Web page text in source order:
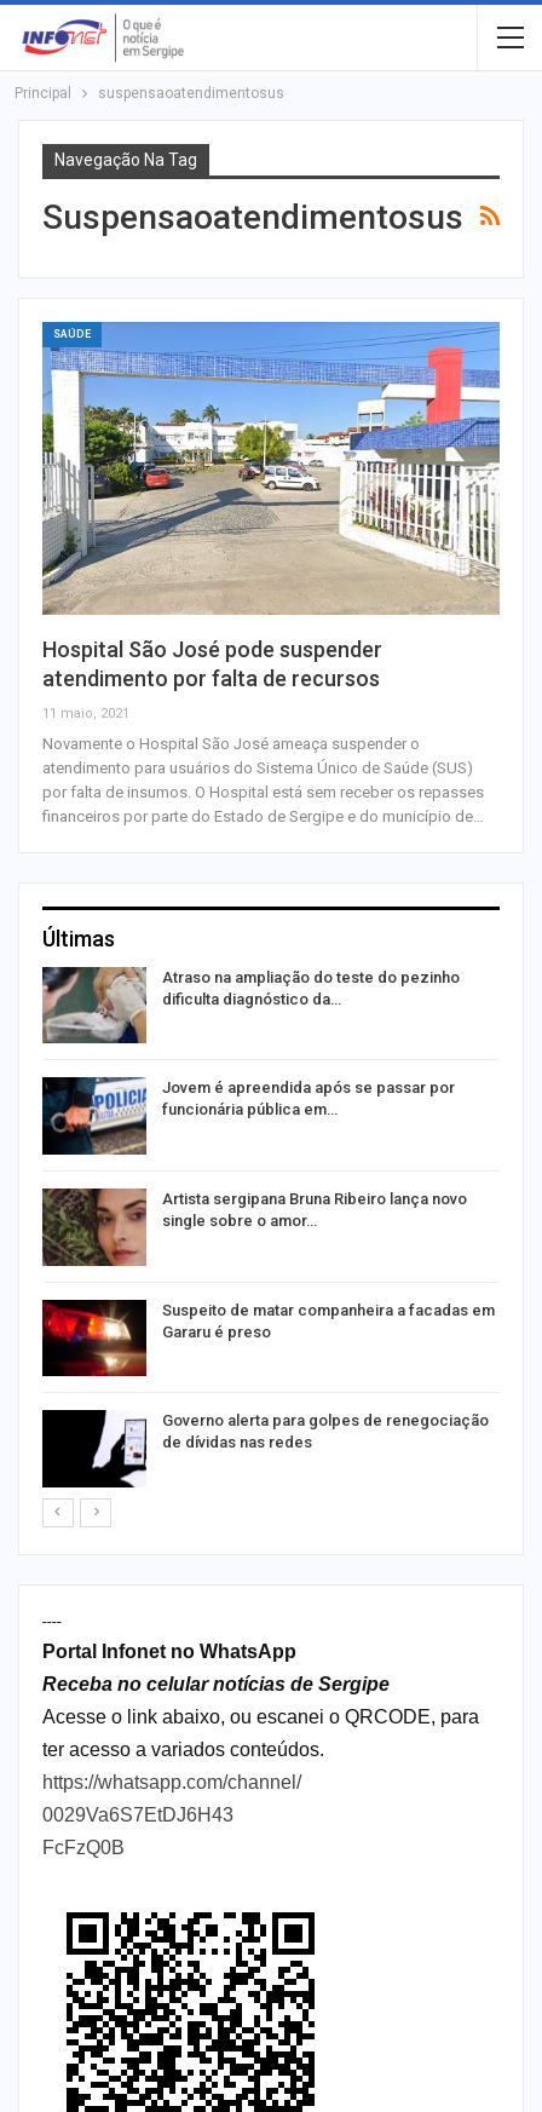
Principal suspensaoatendimentosus
Navegação Na Tag
Suspensaoatendimentosus
SAÚDE
Hospital São José pode suspender
atendimento por falta de recursos
11 maio, 2021
Novamente o Hospital São José ameaça suspender o
atendimento para usuários do Sistema Único de Saúde (SUS)
por falta de insumos. O Hospital está sem receber os repasses
financeiros por parte do Estado de Sergipe e do município de…
Últimas
Atraso na ampliação do teste do pezinho
dificulta diagnóstico da…
Jovem é apreendida após se passar por
funcionária pública em…
Artista sergipana Bruna Ribeiro lança novo
single sobre o amor…
Suspeito de matar companheira a facadas em
Gararu é preso
Governo alerta para golpes de renegociação
de dívidas nas redes
----
Portal Infonet no WhatsApp
Receba no celular notícias de Sergipe
Acesse o link abaixo, ou escanei o QRCODE, para
ter acesso a variados conteúdos.
https://whatsapp.com/channel/
0029Va6S7EtDJ6H43
FcFzQ0B